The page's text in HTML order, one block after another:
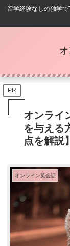
留学経験なしの独学
PR
オンライ
を与える
点を解説】
オンライン英会話